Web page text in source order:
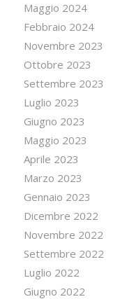
Maggio 2024
Febbraio 2024
Novembre 2023
Ottobre 2023
Settembre 2023
Luglio 2023
Giugno 2023
Maggio 2023
Aprile 2023
Marzo 2023
Gennaio 2023
Dicembre 2022
Novembre 2022
Settembre 2022
Luglio 2022
Giugno 2022